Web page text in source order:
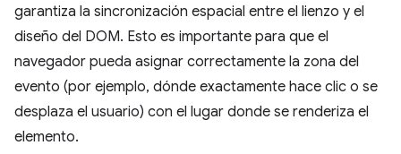
garantiza la sincronización espacial entre el lienzo y el
diseño del DOM. Esto es importante para que el
navegador pueda asignar correctamente la zona del
evento (por ejemplo, dónde exactamente hace clic o se
desplaza el usuario) con el lugar donde se renderiza el
elemento.